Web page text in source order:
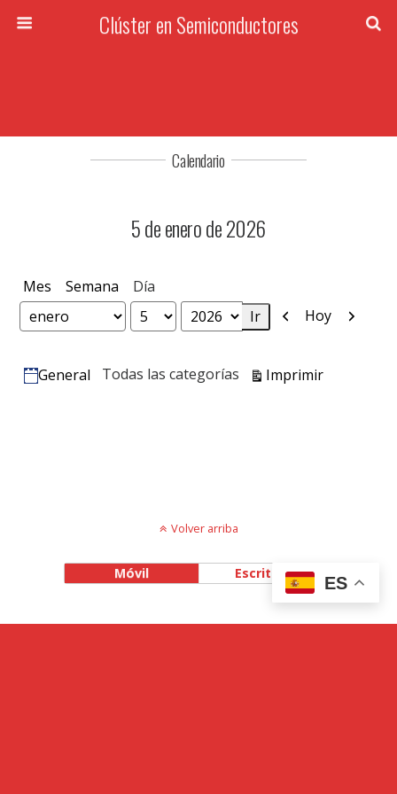
Clúster en Semiconductores
Calendario
5 de enero de 2026
Mes Semana Día
Mes
Día
Año
Anterior
Hoy
Categorías
General Todas las categorías ImprimirVistas
Volver arriba
Móvil Escritorio
ES